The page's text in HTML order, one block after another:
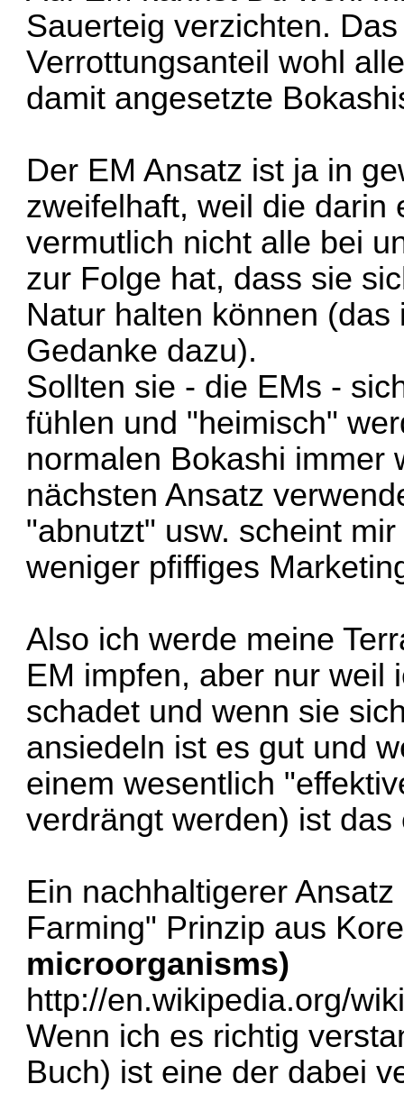
Sauerteig verzichten.
Verrottungsanteil wohl
damit angesetzte
Der EM Ansatz ist ja in
zweifelhaft, weil die darin
vermutlich nicht alle bei
zur Folge hat, dass sie
Natur halten können
Gedanke dazu).
Sollten sie - die EMs -
fühlen und "heimisch"
normalen Bokashi immer
nächsten Ansatz
"abnutzt" usw. scheint
weniger pfiffiges
Also ich werde meine
EM impfen, aber nur weil
schadet und wenn sie
ansiedeln ist es gut und
einem wesentlich
verdrängt werden) ist
Ein nachhaltigerer
Farming" Prinzip aus
microorganisms)
http://en.wikipedia.org/
Wenn ich es richtig
Buch) ist eine der dabei